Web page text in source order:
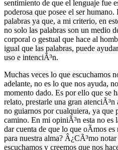
sentimiento de que el lenguaje fue
poderosa que posee el ser
palabras ya que, a mi criterio, en
no solo las palabras son un medio
corporal o gestual que hace al
igual que las palabras, puede
uso e intenciÃ³n.
Muchas veces lo que escuchamos
adelante, no es lo que nos ayuda,
momento dado. Es por ello que se
relato, prestarle una gran
no guiarnos por cualquiera, ya que
camino. En mi opiniÃ³n esta no
dar cuenta de que lo que oÃ­mos
para nuestra alma? Â¿CÃ³mo
escuchamos y creemos que nos